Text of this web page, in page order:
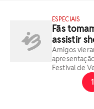
ESPECIAIS
Fãs
assistir
Amigos
Festival de
1